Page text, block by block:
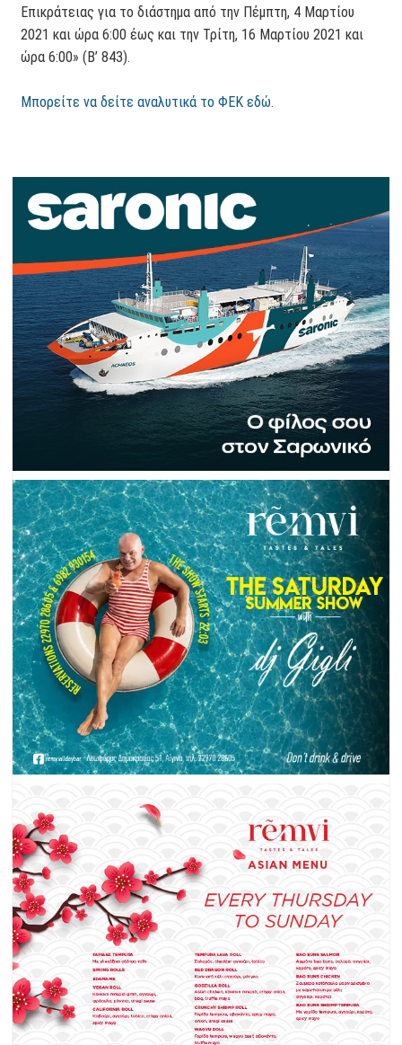
Επικράτειας για το διάστημα από την Πέμπτη, 4 Μαρτίου
2021 και ώρα 6:00 έως και την Τρίτη, 16 Μαρτίου 2021 και
ώρα 6:00» (Β’ 843).
Μπορείτε να δείτε αναλυτικά το ΦΕΚ εδώ.